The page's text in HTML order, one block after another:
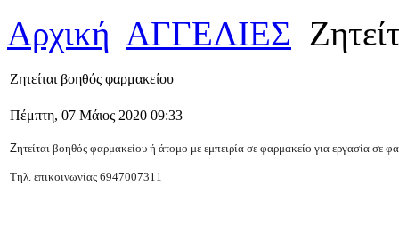
Αρχική ΑΓΓΕΛΙΕΣ
Ζητείται βοηθός φαρμακείου
Πέμπτη, 07 Μάιος 2020 09:33
Ζητείται βοηθός φαρμακείου ή άτομο με εμπειρία σε φαρμακείο για εργασία σε
Τηλ. επικοινωνίας 6947007311